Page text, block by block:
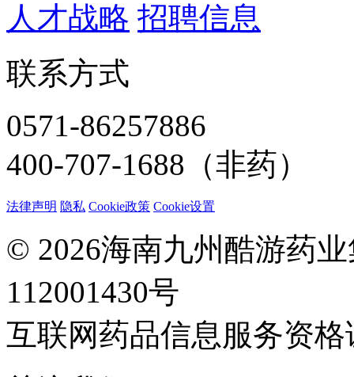
人才战略 招聘信息
联系方式
0571-86257886
400-707-1688（非药）
法律声明 隐私 Cookie政策 Cookie设置
© 2026海南九州酷游药
112001430号
互联网药品信息服务资格